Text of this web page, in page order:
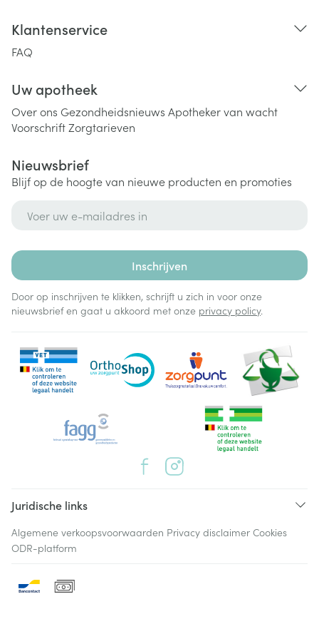
Klantenservice
FAQ
Uw apotheek
Over ons Gezondheidsnieuws Apotheker van wacht
VoorschriftZorgtarieven
Nieuwsbrief
Blijf op de hoogte van nieuwe producten en promoties
Inschrijven
Door op inschrijven te klikken, schrijft u zich in voor onze
nieuwsbrief en gaat u akkoord met onze privacy policy.
Juridische links
Algemene verkoopsvoorwaarden Privacy disclaimer Cookies
ODR-platform